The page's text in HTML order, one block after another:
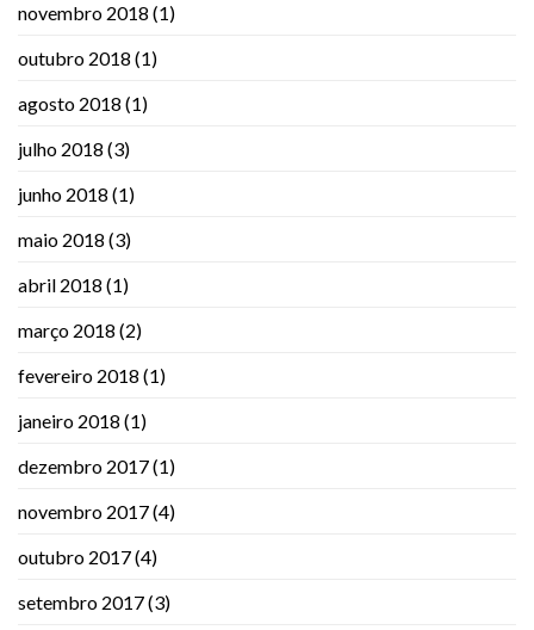
novembro 2018 (1)
outubro 2018 (1)
agosto 2018 (1)
julho 2018 (3)
junho 2018 (1)
maio 2018 (3)
abril 2018 (1)
março 2018 (2)
fevereiro 2018 (1)
janeiro 2018 (1)
dezembro 2017(1)
novembro 2017(4)
outubro 2017(4)
setembro 2017(3)